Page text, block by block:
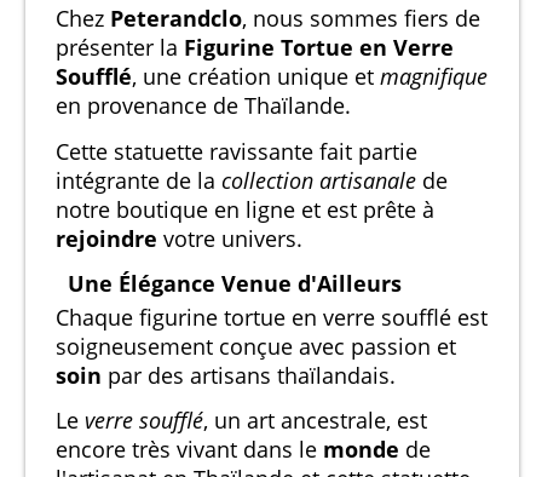
Chez Peterandclo, nous sommes fiers de
présenter la Figurine Tortue en Verre
Soufflé, une création unique et magnifique
en provenance de Thaïlande.
Cette statuette ravissante fait partie
intégrante de la collection artisanale de
notre boutique en ligne et est prête à
rejoindre votre univers.
Une Élégance Venue d'Ailleurs
Chaque figurine tortue en verre soufflé est
soigneusement conçue avec passion et
soin par des artisans thaïlandais.
Le verre soufflé, un art ancestrale, est
encore très vivant dans le monde de